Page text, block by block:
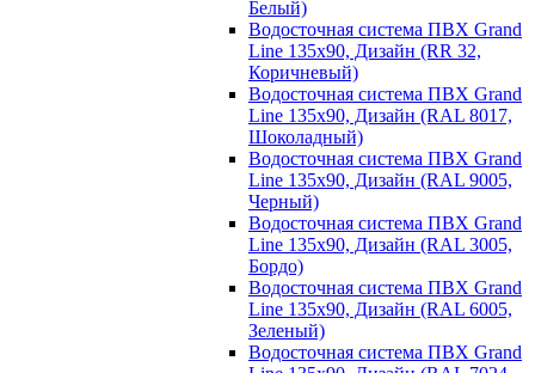
Белый)
Водосточная система ПВХ Grand
Line 135х90, Дизайн (RR 32,
Коричневый)
Водосточная система ПВХ Grand
Line 135х90, Дизайн (RAL 8017,
Шоколадный)
Водосточная система ПВХ Grand
Line 135х90, Дизайн (RAL 9005,
Черный)
Водосточная система ПВХ Grand
Line 135х90, Дизайн (RAL 3005,
Бордо)
Водосточная система ПВХ Grand
Line 135х90, Дизайн (RAL 6005,
Зеленый)
Водосточная система ПВХ Grand